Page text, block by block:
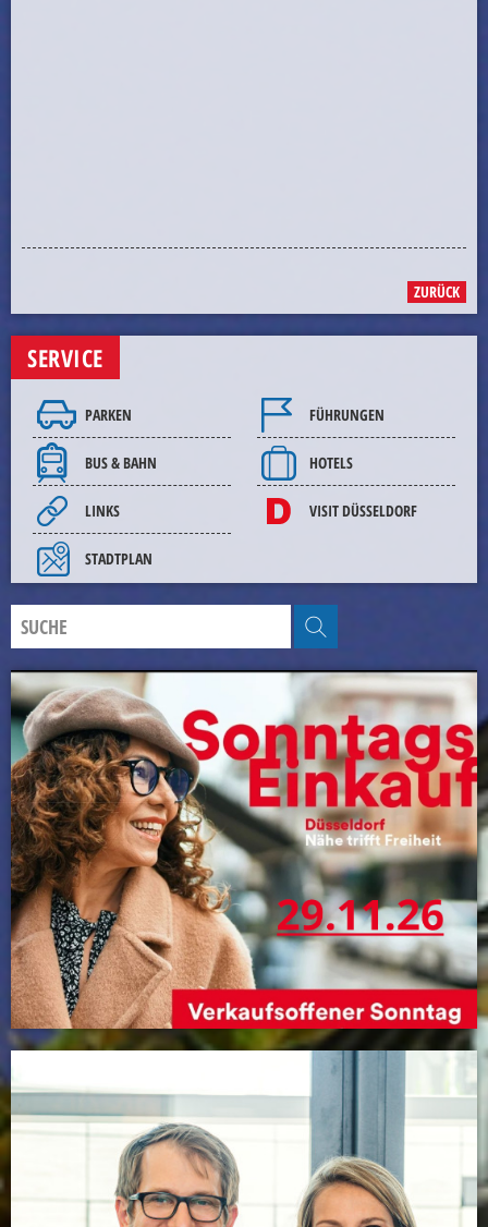
ZURÜCK
SERVICE
PARKEN
BUS & BAHN
LINKS
STADTPLAN
FÜHRUNGEN
HOTELS
VISIT DÜSSELDORF